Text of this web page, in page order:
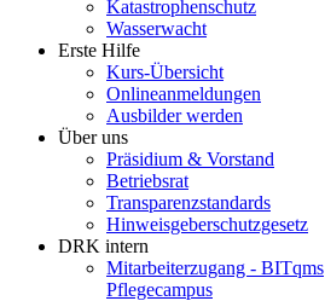
Katastrophenschutz
Wasserwacht
Erste Hilfe
Kurs-Übersicht
Onlineanmeldungen
Ausbilder werden
Über uns
Präsidium & Vorstand
Betriebsrat
Transparenzstandards
Hinweisgeberschutzgesetz
DRK intern
Mitarbeiterzugang - BITqms
Pflegecampus